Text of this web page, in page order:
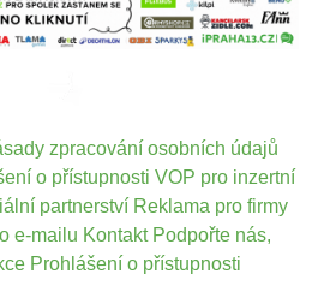
zpracování osobních údajů
o přístupnosti VOP pro inzertní
partnerství Reklama pro firmy
e-mailu Kontakt Podpořte nás,
Prohlášení o přístupnosti